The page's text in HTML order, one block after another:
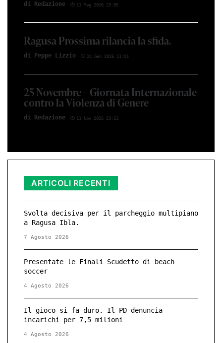
di Red­azio­ne 11 Mag 2026 23:05
Ragusa Prossima rilancia la sfida.
di Peppe Li­z­zio 24 Gen 2026 11:01
25 Novembre – Giornata Internazionale
contro la Violenza di Genere
di Red­azio­ne 11 Nov 2025 23:11
ARTICOLI RECENTI
Svolta decisiva per il parcheggio multipiano
a Ragusa Ibla.
7 Agosto 2026
Presentate le Finali Scudetto di beach
soccer
4 Agosto 2026
Il gioco si fa duro. Il PD denuncia
incarichi per 7,5 milioni
4 Agosto 2026